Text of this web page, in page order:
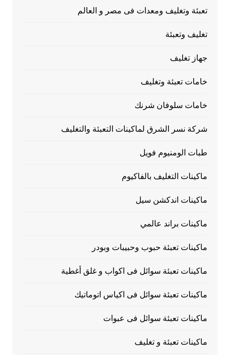
تعبئة وتغليف ومعدات فى مصر و العالم
تغليف وتعبئة
جهاز تغليف
خامات تعبئة وتغليف
خامات سلوفان شرنك
شركة نسر الشرق لماكينات التعبئة والتغليف
طبات الومنيوم فويل
ماكينات التغليف بالفاكيوم
ماكينات اندكشن سيل
ماكينات براند عالمي
ماكينات تعبئة حبوب وحبيبات وبودر
ماكينات تعبئة سوائل فى اكواب و غلق أغطية
ماكينات تعبئة سوائل فى اكياس اتوماتيك
ماكينات تعبئة سوائل فى عبوات
ماكينات تعبئة و تغليف